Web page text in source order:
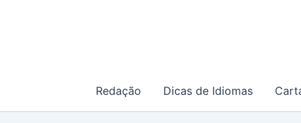
Redação Dicas de Idiomas